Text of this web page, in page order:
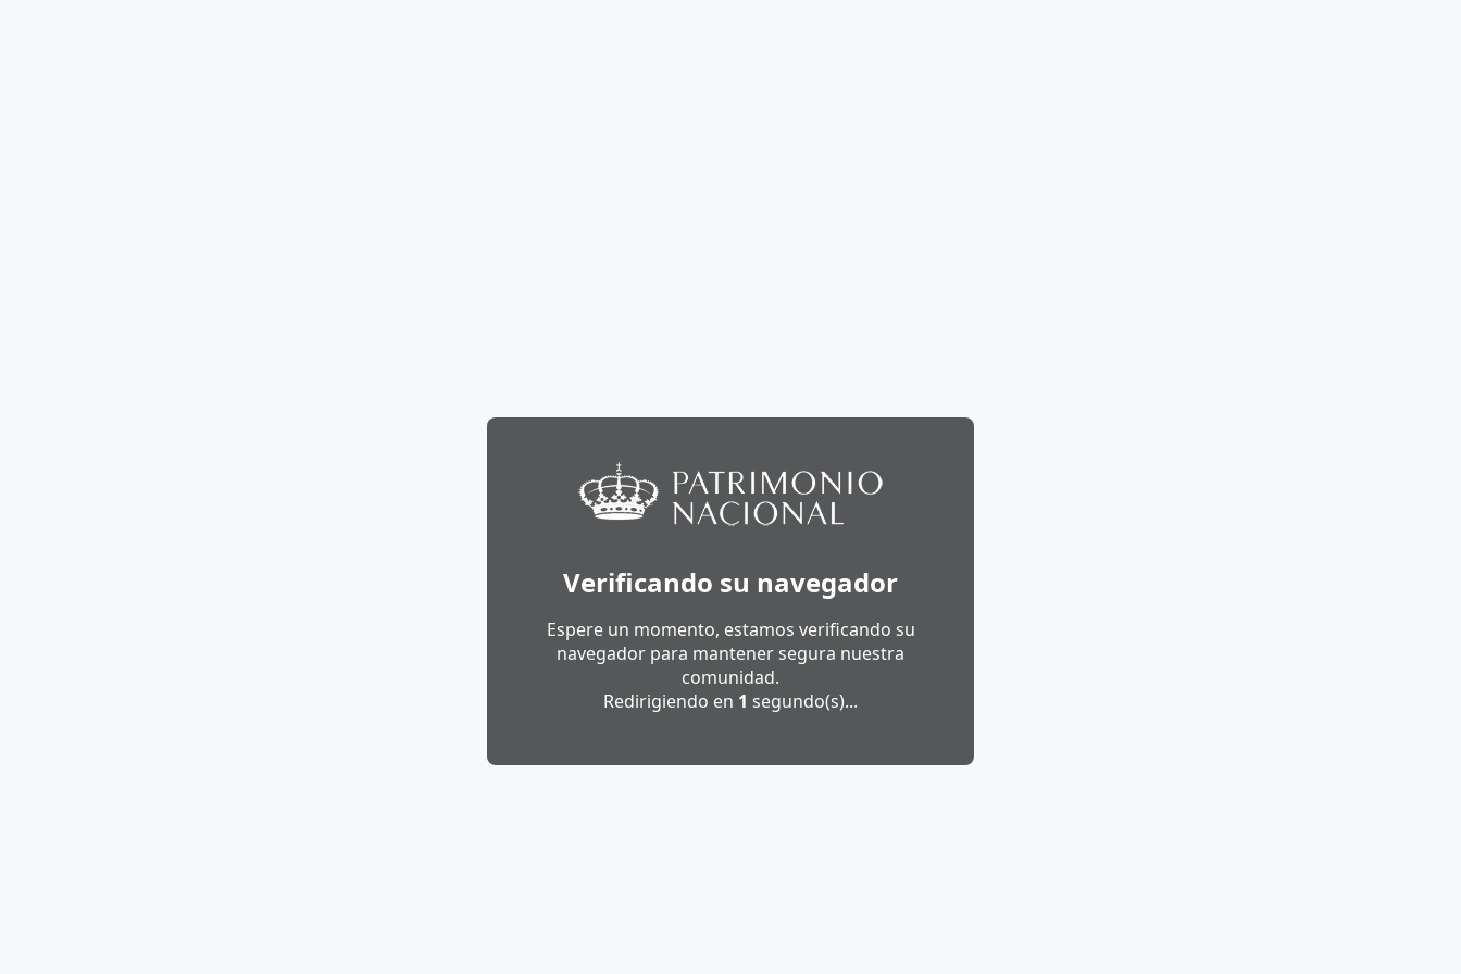
Verificando su navegador
Espere un momento, estamos verificando su
navegador para mantener segura nuestra
comunidad.
Redirigiendo en 1 segundo(s)...